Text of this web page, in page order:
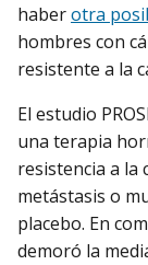
haberotra
hombres con
resistente a la
El estudio
una terapia
resistencia a la
metástasis o
placebo. En
demoró la